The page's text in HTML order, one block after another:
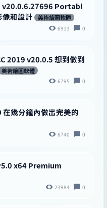
v20.0.6.27696 Portabl
和設計
美術繪圖軟體
6913 0
2019 v20.0.5 想到做到
美術繪圖軟體
6795 0
幾分鐘內做出完美的
6740 0
x64 Premium
23984 0